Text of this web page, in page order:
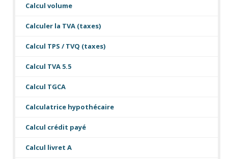
Calcul volume
Calculer la TVA (taxes)
Calcul TPS / TVQ (taxes)
Calcul TVA 5.5
Calcul TGCA
Calculatrice hypothécaire
Calcul crédit payé
Calcul livret A